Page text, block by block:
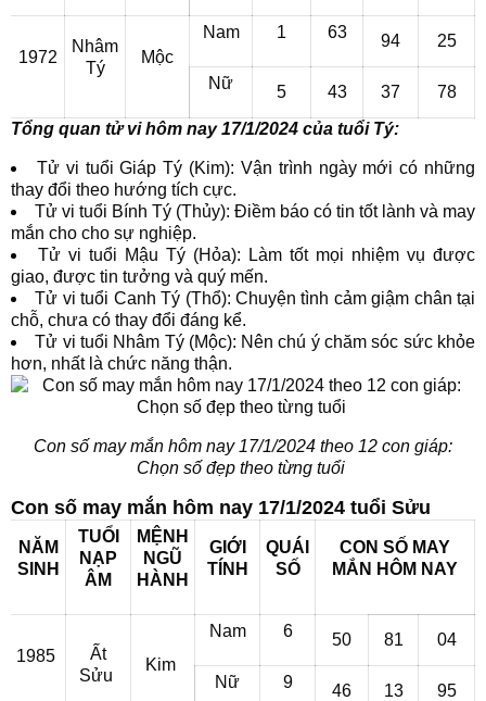
1972
Nhâm
Tý
Mộc
Nam 1 63 94 25
Nữ 5 43 37
78
Tổng quan tử vi hôm nay 17/1/2024 của tuổi Tý:
Tử vi tuổi Giáp Tý (Kim): Vận trình ngày mới có những
thay đổi theo hướng tích cực.
Tử vi tuổi Bính Tý (Thủy): Điềm báo có tin tốt lành và may
mắn cho cho sự nghiệp.
Tử vi tuổi Mậu Tý (Hỏa): Làm tốt mọi nhiệm vụ được
giao, được tin tưởng và quý mến.
Tử vi tuổi Canh Tý (Thổ): Chuyện tình cảm giậm chân tại
chỗ, chưa có thay đổi đáng kể.
Tử vi tuổi Nhâm Tý (Mộc): Nên chú ý chăm sóc sức khỏe
hơn, nhất là chức năng thận.
Con số may mắn hôm nay 17/1/2024 theo 12 con giáp:
Chọn số đẹp theo từng tuổi
Con số may mắn hôm nay 17/1/2024 tuổi Sửu
NĂM
SINH
TUỔI
NẠP
ÂM
MỆNH
NGŨ
HÀNH
GIỚI
TÍNH
QUÁI
SỐ
CON SỐ MAY
MẮN HÔM NAY
1985
Ất
Sửu
Kim
Nam 6 50 81 04
Nữ 9 46 13 95